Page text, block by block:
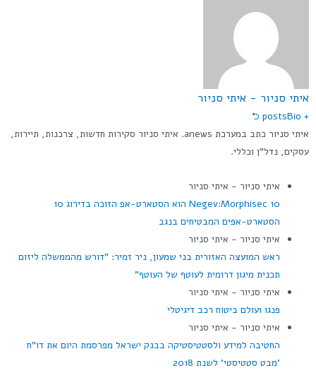
איתי סניור - איתי סניור
+ posts
Bio ⮌
איתי סניור כתב במערכת anews. איתי סניור סקירות חדשות, צרכנות, תיירות,
עסקים, נדל"ן וכללי.
איתי סניור - איתי סניור
10 Negev:Morphisec הוא הסטארט-אפ הזוכה בדירוג 10
הסטארט-אפים המבטיחים בנגב
איתי סניור - איתי סניור
ראש המועצה האזורית בני שמעון, ניר זמיר: "דורש מהממשלה ליזום
תכנית מיגון דרומית לעוטף של העוטף"
איתי סניור - איתי סניור
פנגו ועולם ביטוח רכב דיגיטלי
איתי סניור - איתי סניור
החטיבה למידע ולסטטיסטיקה בבנק ישראל מפרסמת היום את דו"ח
'מבט סטטיסטי' לשנת 2018